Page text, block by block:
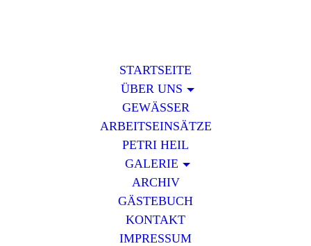
STARTSEITE
ÜBER UNS
GEWÄSSER
ARBEITSEINSÄTZE
PETRI HEIL
GALERIE
ARCHIV
GÄSTEBUCH
KONTAKT
IMPRESSUM